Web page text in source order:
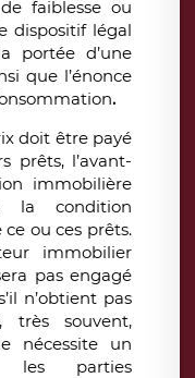
faiblesse ou
dispositif légal
portée d’une
que l’énonce
.
doit être payé
prêts, l’avant-
immobilière
la condition
ou ces prêts.
immobilier
pas engagé
n’obtient pas
très souvent,
nécessite un
les parties